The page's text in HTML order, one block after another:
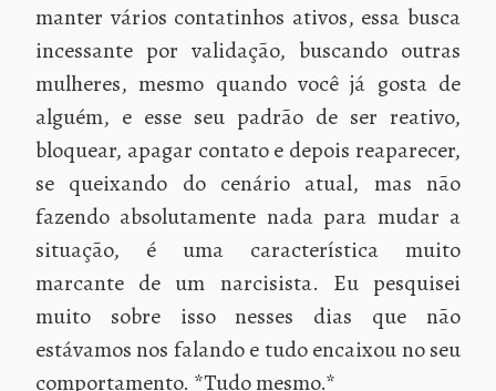
manter vários contatinhos ativos, essa busca
incessante por validação, buscando outras
mulheres, mesmo quando você já gosta de
alguém, e esse seu padrão de ser reativo,
bloquear, apagar contato e depois reaparecer,
se queixando do cenário atual, mas não
fazendo absolutamente nada para mudar a
situação, é uma característica muito
marcante de um narcisista. Eu pesquisei
muito sobre isso nesses dias que não
estávamos nos falando e tudo encaixou no seu
comportamento. *Tudo mesmo.*